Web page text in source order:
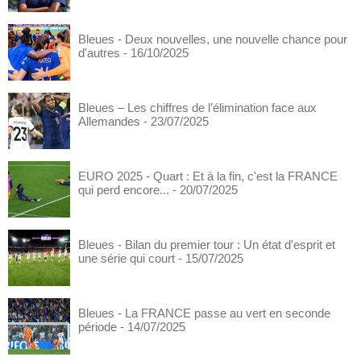
Bleues - Deux nouvelles, une nouvelle chance pour
d'autres - 16/10/2025
Bleues – Les chiffres de l’élimination face aux
Allemandes - 23/07/2025
EURO 2025 - Quart : Et à la fin, c'est la FRANCE
qui perd encore... - 20/07/2025
Bleues - Bilan du premier tour : Un état d'esprit et
une série qui court - 15/07/2025
Bleues - La FRANCE passe au vert en seconde
période - 14/07/2025